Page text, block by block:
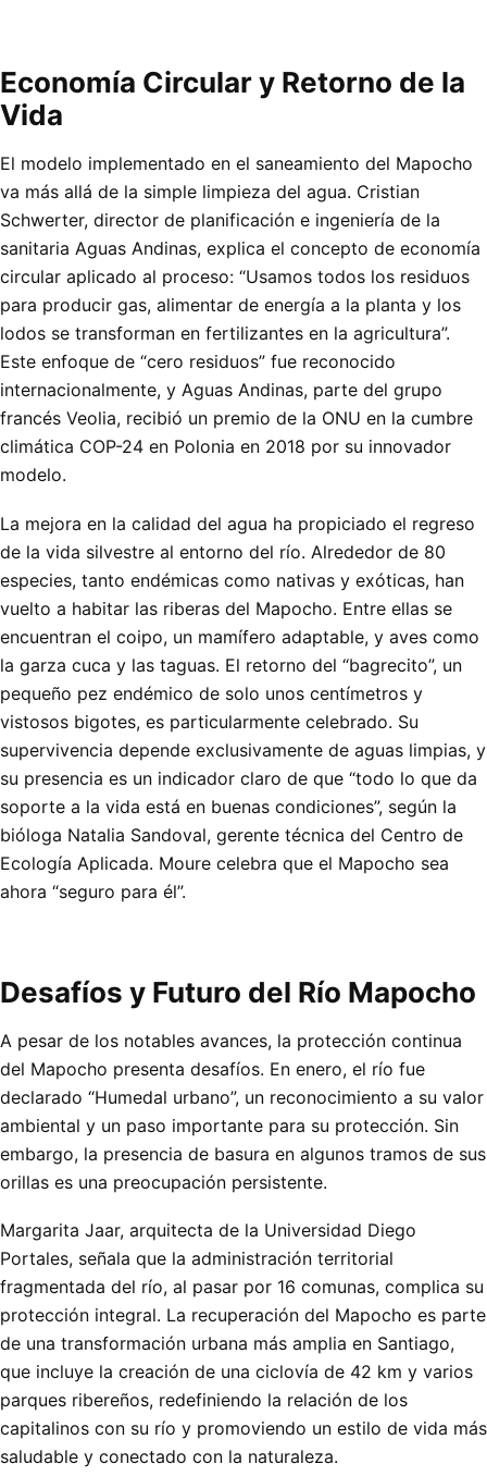
Economía Circular y Retorno de la
Vida
El modelo implementado en el saneamiento del Mapocho
va más allá de la simple limpieza del agua. Cristian
Schwerter, director de planificación e ingeniería de la
sanitaria Aguas Andinas, explica el concepto de economía
circular aplicado al proceso: “Usamos todos los residuos
para producir gas, alimentar de energía a la planta y los
lodos se transforman en fertilizantes en la agricultura”.
Este enfoque de “cero residuos” fue reconocido
internacionalmente, y Aguas Andinas, parte del grupo
francés Veolia, recibió un premio de la ONU en la cumbre
climática COP-24 en Polonia en 2018 por su innovador
modelo.
La mejora en la calidad del agua ha propiciado el regreso
de la vida silvestre al entorno del río. Alrededor de 80
especies, tanto endémicas como nativas y exóticas, han
vuelto a habitar las riberas del Mapocho. Entre ellas se
encuentran el coipo, un mamífero adaptable, y aves como
la garza cuca y las taguas. El retorno del “bagrecito”, un
pequeño pez endémico de solo unos centímetros y
vistosos bigotes, es particularmente celebrado. Su
supervivencia depende exclusivamente de aguas limpias, y
su presencia es un indicador claro de que “todo lo que da
soporte a la vida está en buenas condiciones”, según la
bióloga Natalia Sandoval, gerente técnica del Centro de
Ecología Aplicada. Moure celebra que el Mapocho sea
ahora “seguro para él”.
Desafíos y Futuro del Río Mapocho
A pesar de los notables avances, la protección continua
del Mapocho presenta desafíos. En enero, el río fue
declarado “Humedal urbano”, un reconocimiento a su valor
ambiental y un paso importante para su protección. Sin
embargo, la presencia de basura en algunos tramos de sus
orillas es una preocupación persistente.
Margarita Jaar, arquitecta de la Universidad Diego
Portales, señala que la administración territorial
fragmentada del río, al pasar por 16 comunas, complica su
protección integral. La recuperación del Mapocho es parte
de una transformación urbana más amplia en Santiago,
que incluye la creación de una ciclovía de 42 km y varios
parques ribereños, redefiniendo la relación de los
capitalinos con su río y promoviendo un estilo de vida más
saludable y conectado con la naturaleza.